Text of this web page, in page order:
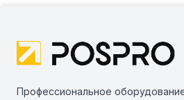
Профессиональное